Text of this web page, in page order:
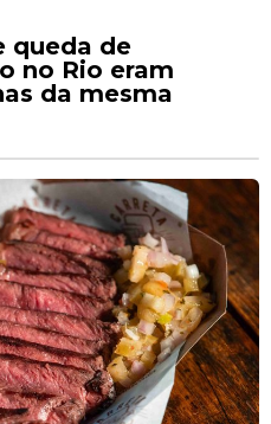
queda de
no Rio eram
da mesma